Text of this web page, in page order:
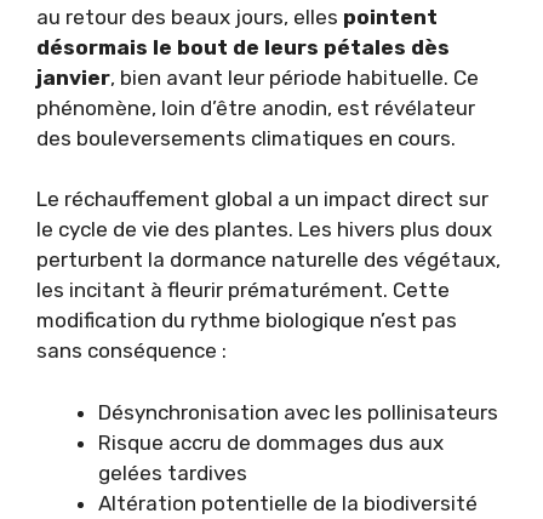
au retour des beaux jours, elles pointent
désormais le bout de leurs pétales dès
janvier, bien avant leur période habituelle. Ce
phénomène, loin d’être anodin, est révélateur
des bouleversements climatiques en cours.
Le réchauffement global a un impact direct sur
le cycle de vie des plantes. Les hivers plus doux
perturbent la dormance naturelle des végétaux,
les incitant à fleurir prématurément. Cette
modification du rythme biologique n’est pas
sans conséquence :
Désynchronisation avec les pollinisateurs
Risque accru de dommages dus aux
gelées tardives
Altération potentielle de la biodiversité